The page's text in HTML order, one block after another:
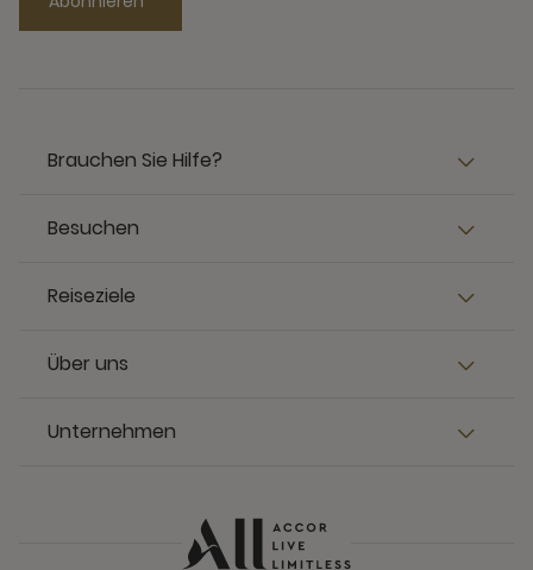
Brauchen Sie Hilfe?
Besuchen
Reiseziele
Über uns
Unternehmen